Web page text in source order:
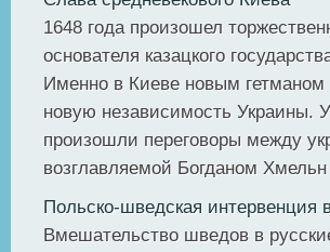
1648 года произошел
основателя казацкого
Именно в Киеве новым
новую независимость Украины.
произошли переговоры между
возглавляемой Богданом
Польско-шведская интервенция
Вмешательство шведов в